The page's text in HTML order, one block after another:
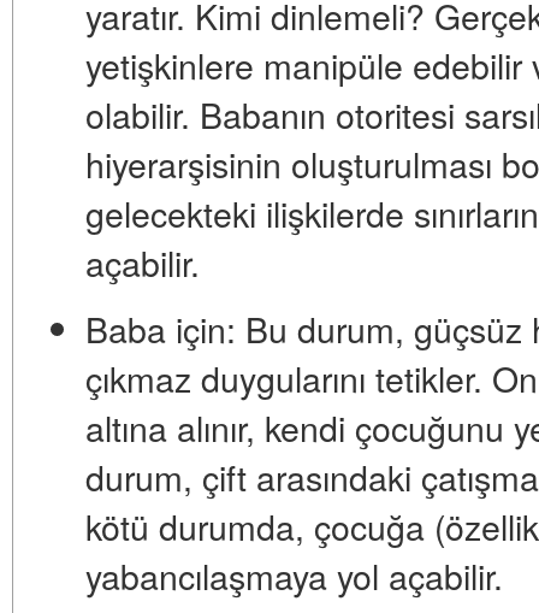
yaratır. Kimi dinlemeli?
yetişkinlere manipüle edebilir
olabilir. Babanın otoritesi
hiyerarşisinin oluşturulması
gelecekteki ilişkilerde
açabilir.
Baba için: Bu durum, güçsüz
çıkmaz duygularını tetikler.
altına alınır, kendi çocuğunu
durum, çift arasındaki
kötü durumda, çocuğa
yabancılaşmaya yol açabilir.